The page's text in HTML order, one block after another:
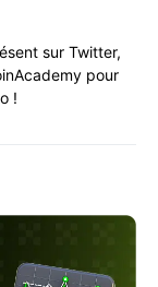
sur Twitter,
pour
!